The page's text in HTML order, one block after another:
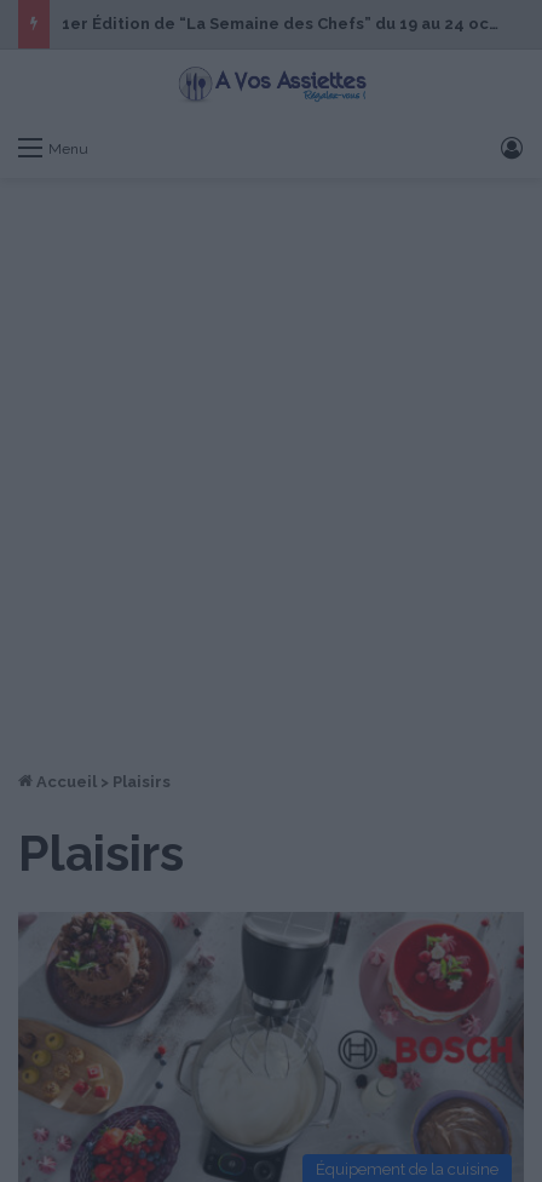
1er Édition de “La Semaine des Chefs” du 19 au 24 octobre 2026
Menu
Accueil > Plaisirs
Plaisirs
Équipement de la cuisine